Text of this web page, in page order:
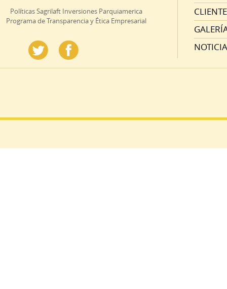
Políticas Sagrilaft Inversiones Parquiamerica
Programa de Transparencia y Ética Empresarial